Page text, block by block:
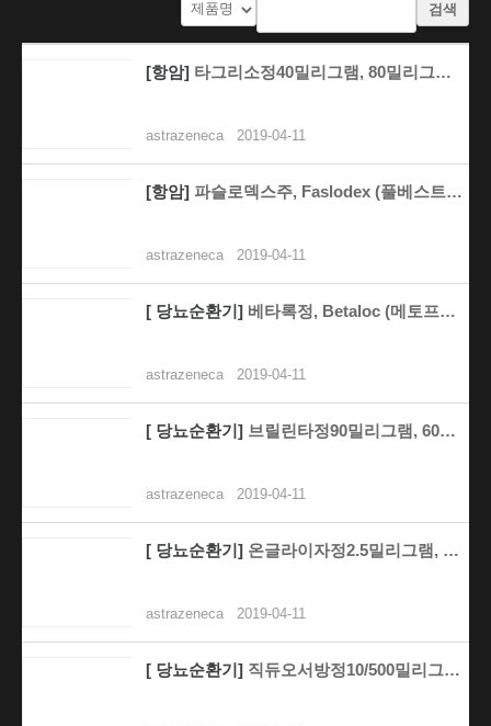
검색
[항암] 타그리소정40밀리그램, 80밀리그램, Tagrisso ..
astrazeneca 2019-04-11
[항암] 파슬로덱스주, Faslodex (풀베스트란트, fulv..
astrazeneca 2019-04-11
[ 당뇨순환기] 베타록정, Betaloc (메토프롤롤타르타르산염, me..
astrazeneca 2019-04-11
[ 당뇨순환기] 브릴린타정90밀리그램, 60밀리그램, Brilinta ..
astrazeneca 2019-04-11
[ 당뇨순환기] 온글라이자정2.5밀리그램, 5밀리그램, Onglyza ..
astrazeneca 2019-04-11
[ 당뇨순환기] 직듀오서방정10/500밀리그램, 10/1000밀리그램,..